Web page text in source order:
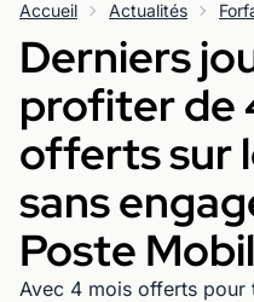
Accueil Actualités
Derniers
profiter de
offerts sur
sans
Poste
Avec 4 mois offerts pour